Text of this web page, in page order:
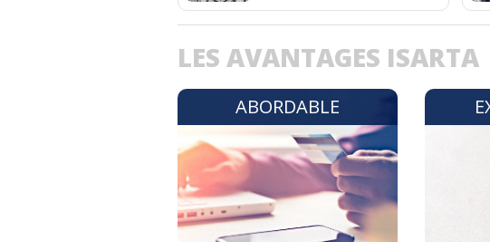
LES AVANTAGES ISARTA
ABORDABLE